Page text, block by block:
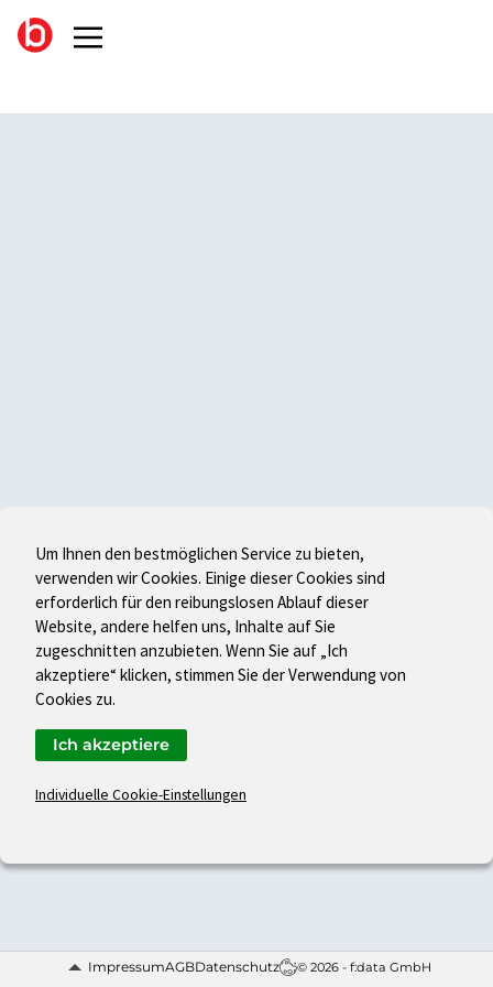
ImpressumAGBDatenschutz © 2026 - f:data GmbH
Um Ihnen den bestmöglichen Service zu bieten,
verwenden wir Cookies. Einige dieser Cookies sind
erforderlich für den reibungslosen Ablauf dieser
Website, andere helfen uns, Inhalte auf Sie
zugeschnitten anzubieten. Wenn Sie auf „Ich
akzeptiere“ klicken, stimmen Sie der Verwendung von
Cookies zu.
Individuelle Cookie-Einstellungen
Ich akzeptiere